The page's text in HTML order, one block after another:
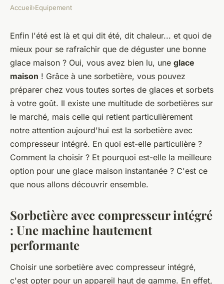
EQUIPEMENT
Comment choisir une
sorbetière avec compresseur
intégré pour une glace maison
instantanée?
30 mai 2024
Accueil›Equipement
Enfin l'été est là et qui dit été, dit chaleur... et quoi de
mieux pour se rafraîchir que de déguster une bonne
glace maison ? Oui, vous avez bien lu, une glace
maison ! Grâce à une sorbetière, vous pouvez
préparer chez vous toutes sortes de glaces et sorbets
à votre goût. Il existe une multitude de sorbetières sur
le marché, mais celle qui retient particulièrement
notre attention aujourd'hui est la sorbetière avec
compresseur intégré. En quoi est-elle particulière ?
Comment la choisir ? Et pourquoi est-elle la meilleure
option pour une glace maison instantanée ? C'est ce
que nous allons découvrir ensemble.
Sorbetière avec compresseur intégré
: Une machine hautement
performante
Choisir une sorbetière avec compresseur intégré,
c'est opter pour un appareil haut de gamme. En effet,